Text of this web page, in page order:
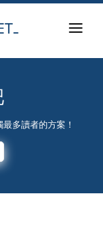
多讀者的方案！